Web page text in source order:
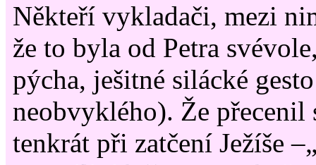
Někteří vykladači, mezi
že to byla od Petra
pýcha, ješitné silácké
neobvyklého). Že
tenkrát při zatčení Ježíše